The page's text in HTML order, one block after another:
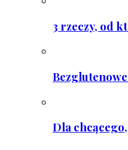
3 rzeczy, od
Dla